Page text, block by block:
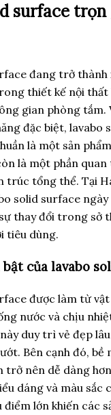
surface
đang trở thành
thiết kế nội thất
gian phòng tắm.
đặc biệt, lavabo
là một sản
là một phần
trúc tổng thể. Tại
solid surface
thay đổi trong sở
tiêu dùng.
của lavabo
được làm từ
nước và chịu
duy trì vẻ đẹp
Bên cạnh đó, bề
trở nên dễ dàng
dáng và màu sắc
lớn khiến các